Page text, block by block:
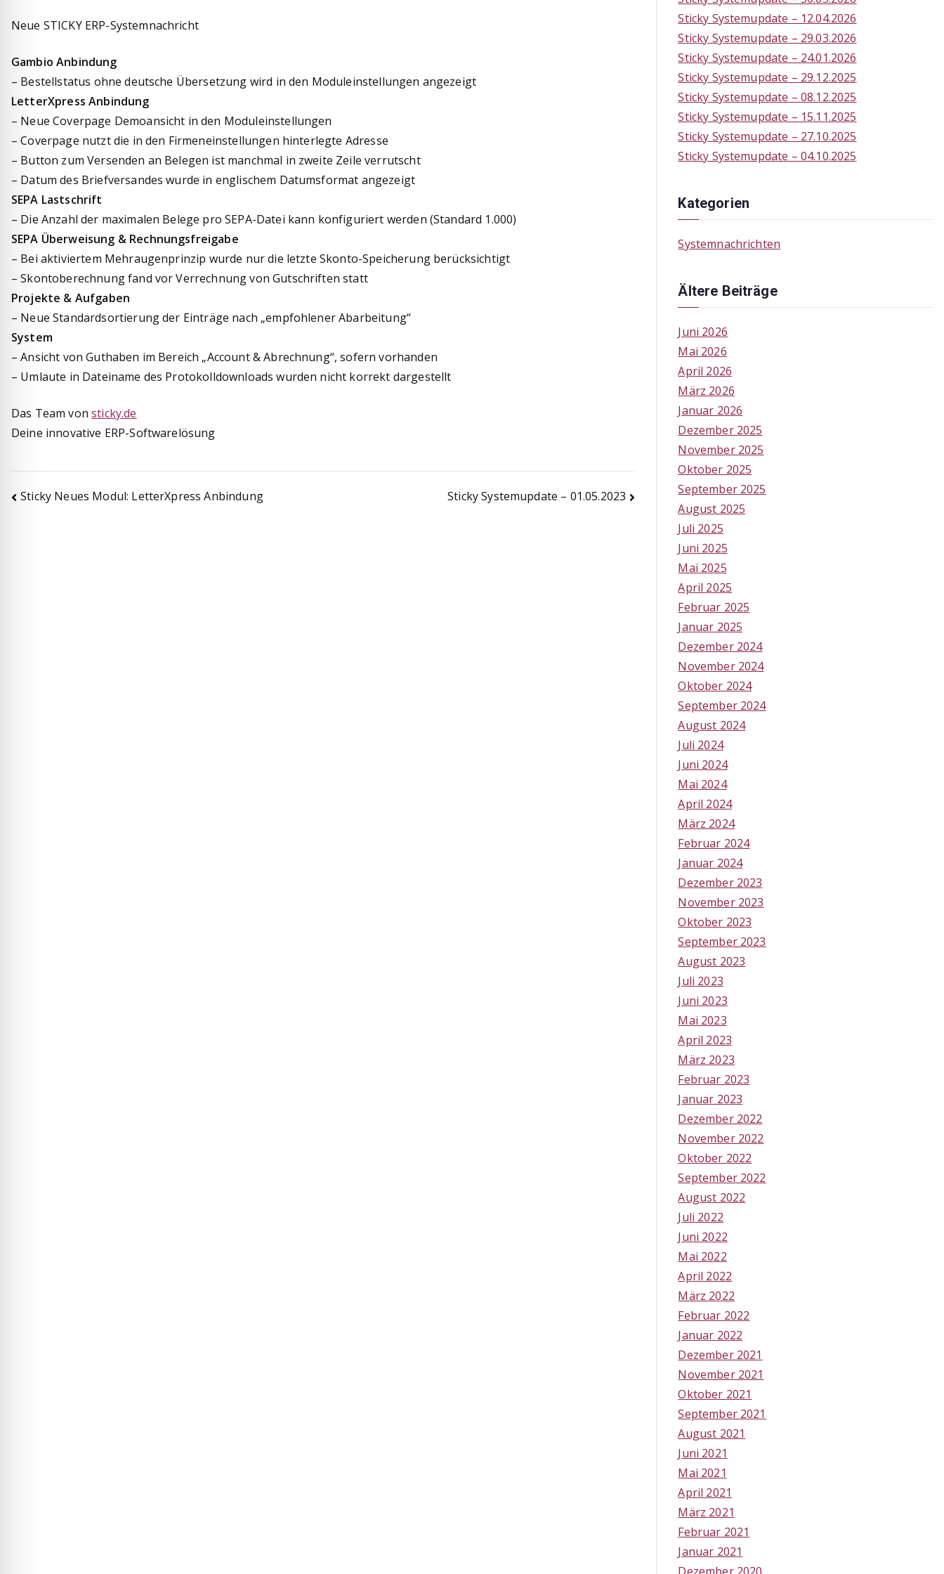
Neue STICKY ERP-Systemnachricht
Gambio Anbindung
– Bestellstatus ohne deutsche Übersetzung wird in den Moduleinstellungen angezeigt
LetterXpress Anbindung
– Neue Coverpage Demoansicht in den Moduleinstellungen
– Coverpage nutzt die in den Firmeneinstellungen hinterlegte Adresse
– Button zum Versenden an Belegen ist manchmal in zweite Zeile verrutscht
– Datum des Briefversandes wurde in englischem Datumsformat angezeigt
SEPA Lastschrift
– Die Anzahl der maximalen Belege pro SEPA-Datei kann konfiguriert werden (Standard 1.000)
SEPA Überweisung & Rechnungsfreigabe
– Bei aktiviertem Mehraugenprinzip wurde nur die letzte Skonto-Speicherung berücksichtigt
– Skontoberechnung fand vor Verrechnung von Gutschriften statt
Projekte & Aufgaben
– Neue Standardsortierung der Einträge nach „empfohlener Abarbeitung“
System
– Ansicht von Guthaben im Bereich „Account & Abrechnung“, sofern vorhanden
– Umlaute in Dateiname des Protokolldownloads wurden nicht korrekt dargestellt
Das Team vonsticky.de
Deine innovative ERP-Softwarelösung
Beitragsnavigation
Sticky Neues Modul: LetterXpress Anbindung Sticky Systemupdate – 01.05.2023
Sticky Systemupdate – 12.04.2026
Sticky Systemupdate – 29.03.2026
Sticky Systemupdate – 24.01.2026
Sticky Systemupdate – 29.12.2025
Sticky Systemupdate – 08.12.2025
Sticky Systemupdate – 15.11.2025
Sticky Systemupdate – 27.10.2025
Sticky Systemupdate – 04.10.2025
Kategorien
Systemnachrichten
Ältere Beiträge
Juni 2026
Mai 2026
April 2026
März 2026
Januar 2026
Dezember 2025
November 2025
Oktober 2025
September 2025
August 2025
Juli 2025
Juni 2025
Mai 2025
April 2025
Februar 2025
Januar 2025
Dezember 2024
November 2024
Oktober 2024
September 2024
August 2024
Juli 2024
Juni 2024
Mai 2024
April 2024
März 2024
Februar 2024
Januar 2024
Dezember 2023
November 2023
Oktober 2023
September 2023
August 2023
Juli 2023
Juni 2023
Mai 2023
April 2023
März 2023
Februar 2023
Januar 2023
Dezember 2022
November 2022
Oktober 2022
September 2022
August 2022
Juli 2022
Juni 2022
Mai 2022
April 2022
März 2022
Februar 2022
Januar 2022
Dezember 2021
November 2021
Oktober 2021
September 2021
August 2021
Juni 2021
Mai 2021
April 2021
März 2021
Februar 2021
Januar 2021